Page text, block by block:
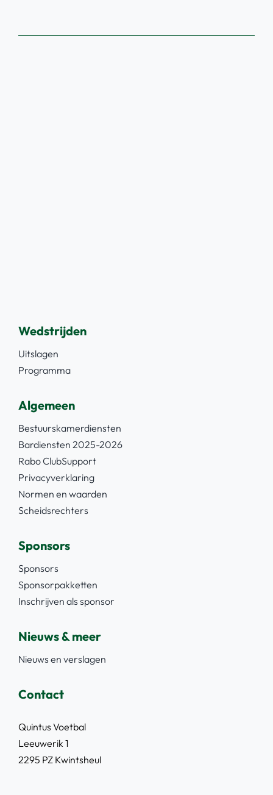
Wedstrijden
Uitslagen
Programma
Algemeen
Bestuurskamerdiensten
Bardiensten 2025-2026
Rabo ClubSupport
Privacyverklaring
Normen en waarden
Scheidsrechters
Sponsors
Sponsors
Sponsorpakketten
Inschrijven als sponsor
Nieuws & meer
Nieuws en verslagen
Contact
Quintus Voetbal
Leeuwerik 1
2295 PZ Kwintsheul